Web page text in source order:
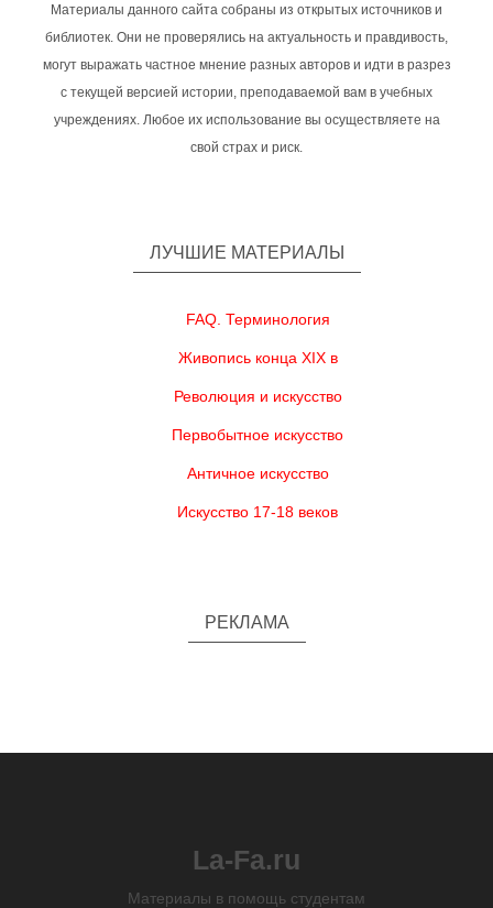
Материалы данного сайта собраны из открытых источников и
библиотек. Они не проверялись на актуальность и правдивость,
могут выражать частное мнение разных авторов и идти в разрез
с текущей версией истории, преподаваемой вам в учебных
учреждениях. Любое их использование вы осуществляете на
свой страх и риск.
ЛУЧШИЕ МАТЕРИАЛЫ
FAQ. Терминология
Живопись конца XIX в
Революция и искусство
Первобытное искусство
Античное искусство
Искусство 17-18 веков
РЕКЛАМА
La-Fa.ru
Материалы в помощь студентам